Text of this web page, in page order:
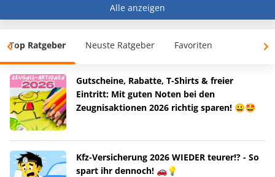
Alle anzeigen
Top Ratgeber Neuste Ratgeber Favoriten
Gutscheine, Rabatte, T-Shirts & freier
Eintritt: Mit guten Noten bei den
Zeugnisaktionen 2026 richtig sparen! 😀🤩
Kfz-Versicherung 2026 WIEDER teurer!? - So
spart ihr dennoch! 🚗💡